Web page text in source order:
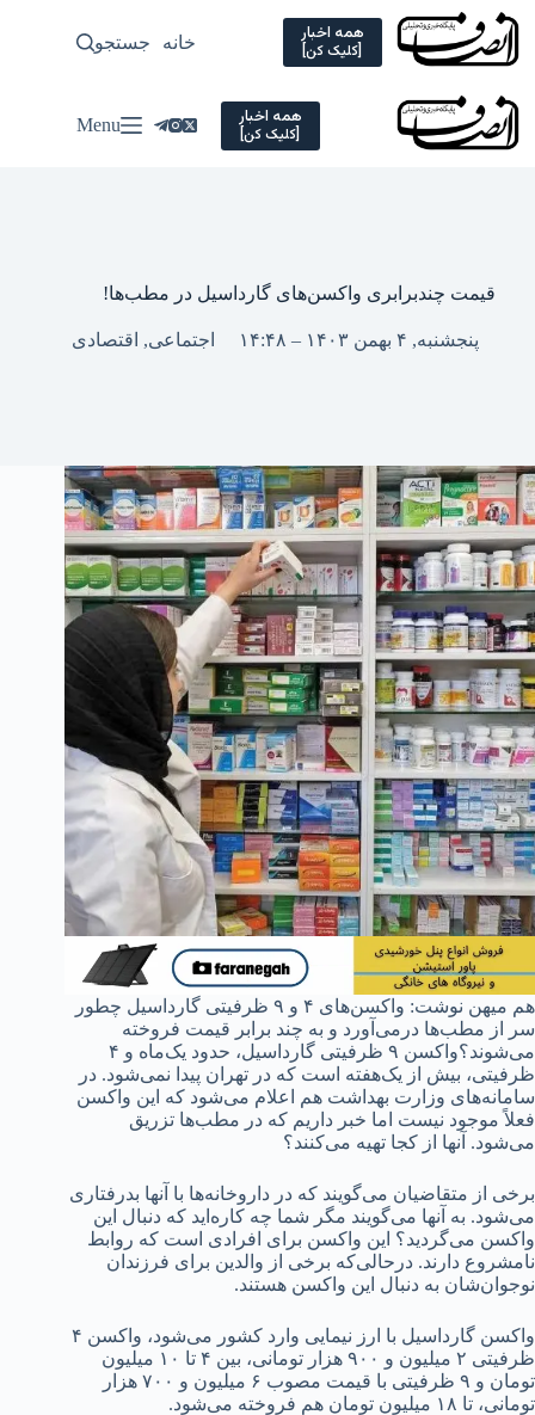
Skip
content
همه اخبار
[کلیک کن] خانه سیاسی
جستجو
همه اخبار
[کلیک کن] Menu
قیمت چندبرابری واکسن‌های گارداسیل در مطب‌ها!
پنجشنبه, ۴ بهمن ۱۴۰۳ – ۱۴:۴۸ اجتماعی, اقتصادی
هم میهن نوشت: واکسن‌های ۴ و ۹ ظرفیتی گارداسیل چطور
سر از مطب‌ها درمی‌آورد و به چند برابر قیمت فروخته
می‌شوند؟واکسن ۹ ظرفیتی گارداسیل، حدود یک‌ماه و ۴
ظرفیتی، بیش از یک‌هفته است که در تهران پیدا نمی‌شود. در
سامانه‌های وزارت بهداشت هم اعلام می‌شود که این واکسن
فعلاً موجود نیست اما خبر داریم که در مطب‌ها تزریق
می‌شود. آنها از کجا تهیه می‌کنند؟
برخی از متقاضیان می‌گویند که در داروخانه‌ها با آنها بدرفتاری
می‌شود. به آنها می‌گویند مگر شما چه کاره‌اید که دنبال این
واکسن می‌گردید؟ این واکسن برای افرادی است که روابط
نامشروع دارند. درحالی‌که برخی از والدین برای فرزندان
نوجوان‌شان به دنبال این واکسن هستند.
واکسن گارداسیل با ارز نیمایی وارد کشور می‌شود، واکسن ۴
ظرفیتی ۲ میلیون و ۹۰۰ هزار تومانی، بین ۴ تا ۱۰ میلیون
تومان و ۹ ظرفیتی با قیمت مصوب ۶ میلیون و ۷۰۰ هزار
تومانی، تا ۱۸ میلیون تومان هم فروخته می‌شود.